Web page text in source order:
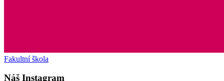
Fakultní škola
Náš Instagram